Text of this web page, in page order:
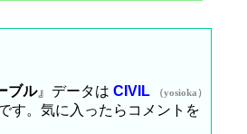
ブル』データはCIVIL （yosioka）
す。気に入ったらコメントを